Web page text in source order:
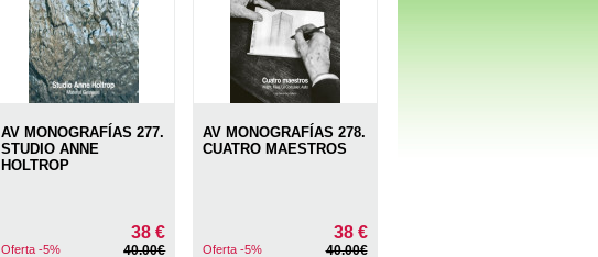
AV MONOGRAFÍAS 277.
STUDIO ANNE
HOLTROP
38 €
Oferta -5% 40.00€
AV MONOGRAFÍAS 278.
CUATRO MAESTROS
38 €
Oferta -5% 40.00€